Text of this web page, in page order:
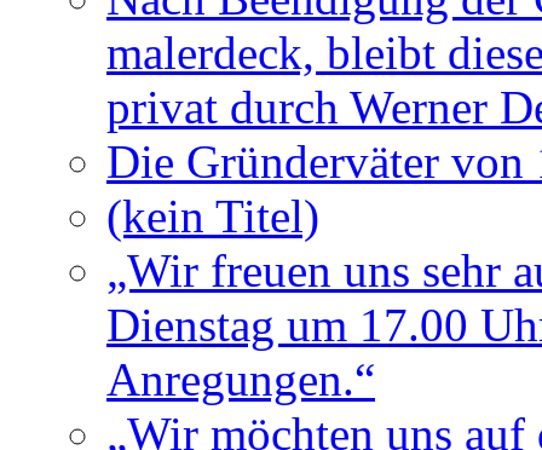
malerdeck, bleibt
privat durch Werner
Die Gründerväter
(kein Titel)
„Wir freuen uns sehr
Dienstag um 17.00
Anregungen.“
„Wir möchten uns